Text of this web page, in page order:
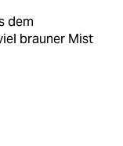
dem
brauner Mist